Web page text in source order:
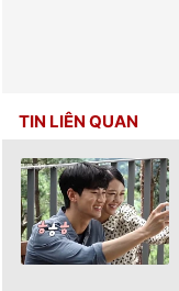
TIN LIÊN QUAN